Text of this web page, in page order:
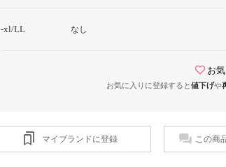
-xl/LL なし
お
お気に入りに登録すると値下げや
マイブランドに登録 この商